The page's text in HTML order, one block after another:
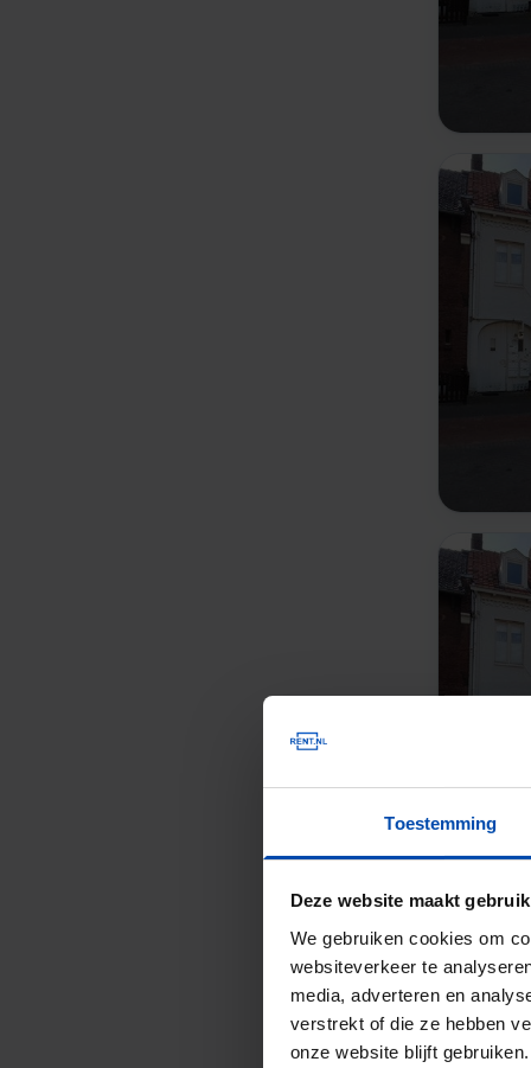
Toestemming
Deze website maakt
We gebruiken cookies om
websiteverkeer te
media, adverteren en
verstrekt of die ze hebben
onze website blijft